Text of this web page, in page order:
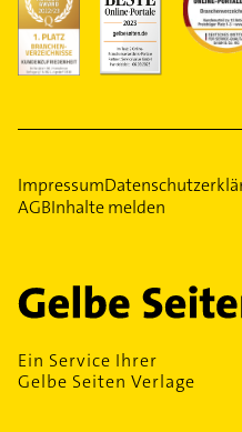
Impressum
AGBInhalte melden
Ein Service Ihrer
Gelbe Seiten Verlage